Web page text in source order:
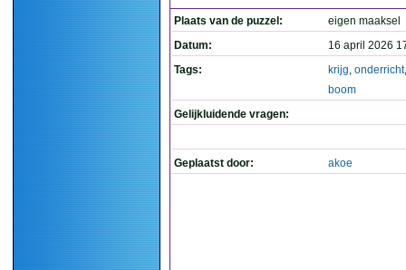
Plaats van de puzzel:
eigen maaksel
Datum:
16 april 2026
Tags:
krijg, onderricht
boom
Gelijkluidende vragen:
Geplaatst door: akoe